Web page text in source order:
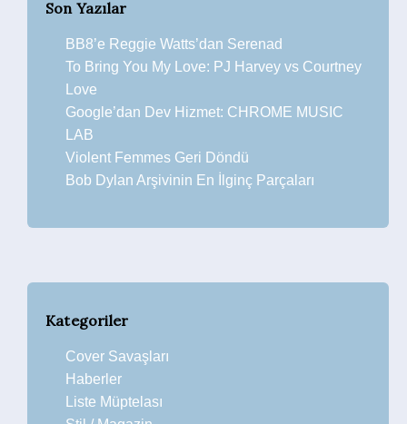
Son Yazılar
BB8’e Reggie Watts’dan Serenad
To Bring You My Love: PJ Harvey vs Courtney
Love
Google’dan Dev Hizmet: CHROME MUSIC
LAB
Violent Femmes Geri Döndü
Bob Dylan Arşivinin En İlginç Parçaları
Kategoriler
Cover Savaşları
Haberler
Liste Müptelası